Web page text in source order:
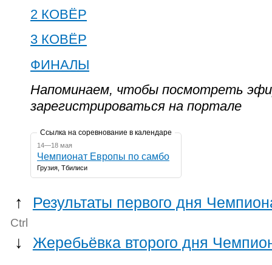
2 КОВЁР
3 КОВЁР
ФИНАЛЫ
Напоминаем, чтобы посмотреть
зарегистрироваться на портале
Ссылка на соревнование в календаре
14—18 мая
Чемпионат Европы по самбо
Грузия, Тбилиси
↑ Результаты первого дня
Ctrl
↓ Жеребьёвка второго дня